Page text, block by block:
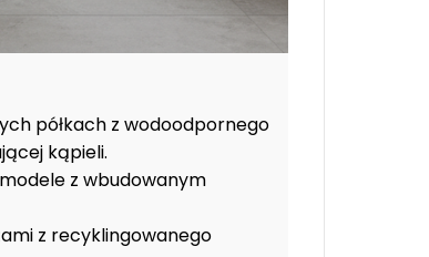
półkach z wodoodpornego
kąpieli.
z wbudowanym
z recyklingowanego